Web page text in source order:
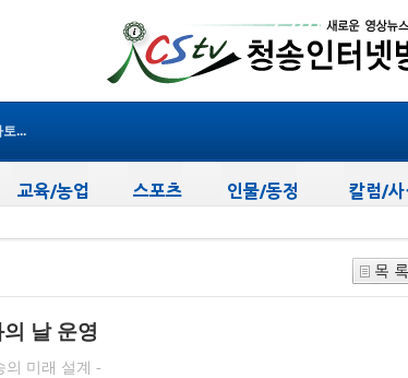
...
...
날 운영
의 미래 설계 -